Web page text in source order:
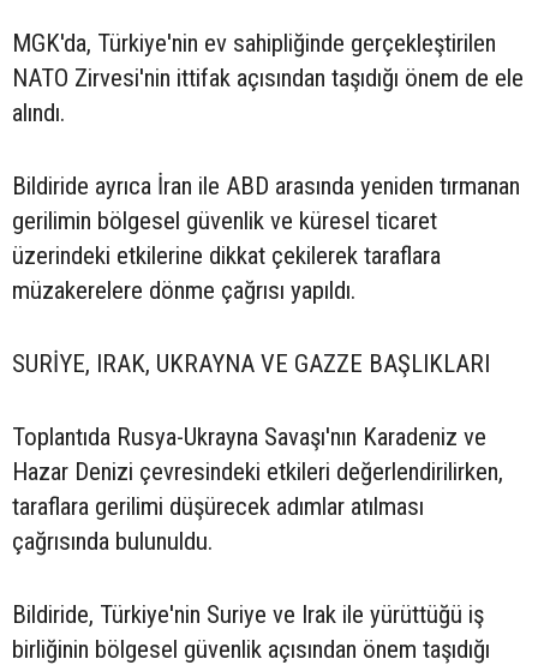
MGK'da, Türkiye'nin ev sahipliğinde gerçekleştirilen
NATO Zirvesi'nin ittifak açısından taşıdığı önem de ele
alındı.
Bildiride ayrıca İran ile ABD arasında yeniden tırmanan
gerilimin bölgesel güvenlik ve küresel ticaret
üzerindeki etkilerine dikkat çekilerek taraflara
müzakerelere dönme çağrısı yapıldı.
SURİYE, IRAK, UKRAYNA VE GAZZE BAŞLIKLARI
Toplantıda Rusya-Ukrayna Savaşı'nın Karadeniz ve
Hazar Denizi çevresindeki etkileri değerlendirilirken,
taraflara gerilimi düşürecek adımlar atılması
çağrısında bulunuldu.
Bildiride, Türkiye'nin Suriye ve Irak ile yürüttüğü iş
birliğinin bölgesel güvenlik açısından önem taşıdığı